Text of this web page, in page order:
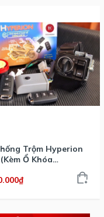
Trộm Hyperion
Ổ Khóa